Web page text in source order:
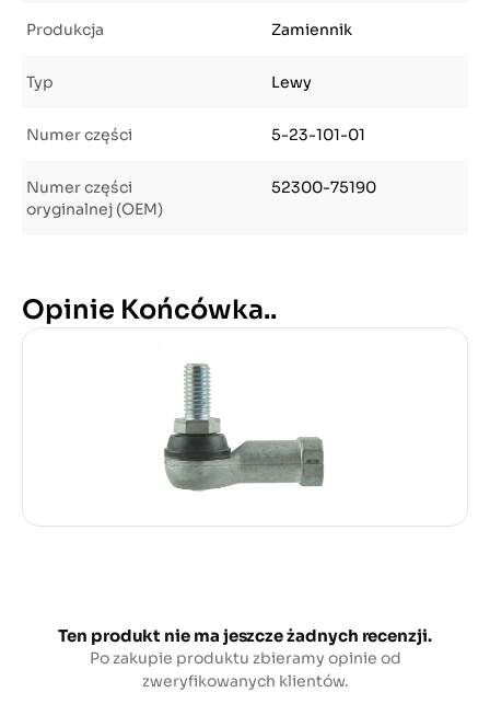
Produkcja Zamiennik
Typ Lewy
Numer części 5-23-101-01
Numer części
oryginalnej (OEM)
52300-75190
Opinie Końcówka..
Ten produkt nie ma jeszcze żadnych recenzji.
Po zakupie produktu zbieramy opinie od
zweryfikowanych klientów.